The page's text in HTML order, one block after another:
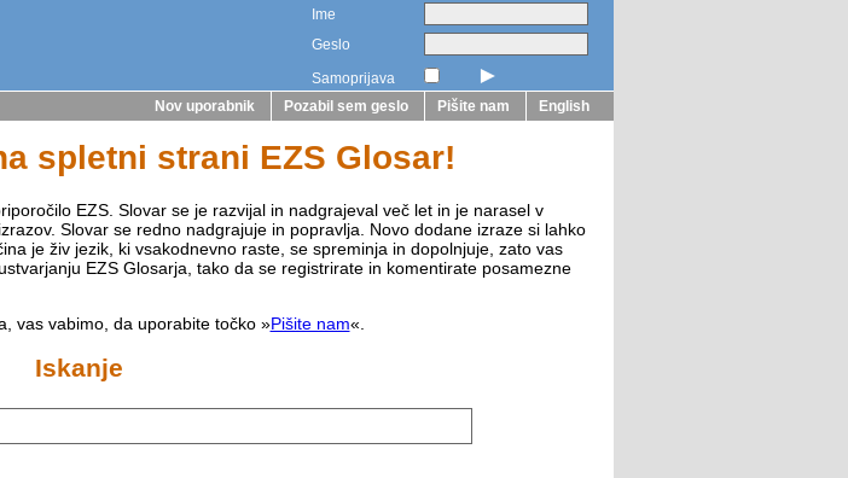
Ime
Geslo
Samoprijava
►
Nov uporabnik Pozabil sem geslo Pišite nam English
spletni strani EZS Glosar!
EZS. Slovar se je razvijal in nadgrajeval več let in je narasel v
Slovar se redno nadgrajuje in popravlja. Novo dodane izraze si lahko
je živ jezik, ki vsakodnevno raste, se spreminja in dopolnjuje, zato vas
EZS Glosarja, tako da se registrirate in komentirate posamezne
vas vabimo, da uporabite točko »Pišite nam«.
Iskanje